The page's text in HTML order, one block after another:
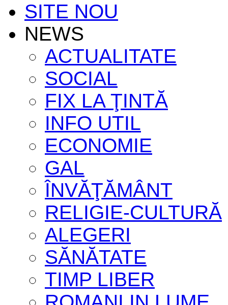
SITE NOU
NEWS
ACTUALITATE
SOCIAL
FIX LA ŢINTĂ
INFO UTIL
ECONOMIE
GAL
ÎNVĂŢĂMÂNT
RELIGIE-CULTURĂ
ALEGERI
SĂNĂTATE
TIMP LIBER